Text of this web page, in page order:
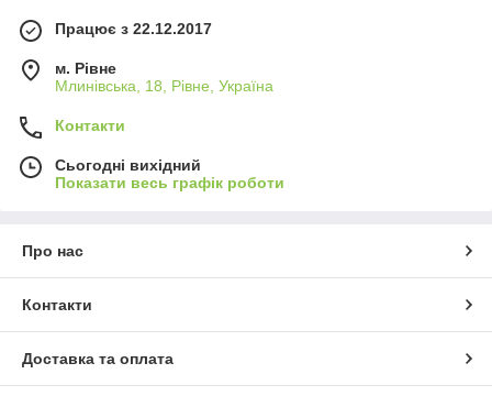
Працює з 22.12.2017
м. Рівне
Млинівська, 18, Рівне, Україна
Контакти
Сьогодні вихідний
Показати весь графік роботи
Про нас
Контакти
Доставка та оплата